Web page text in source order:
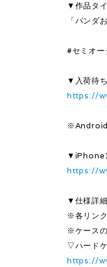
▼作品タ
「パンダ
#セミオ
▼入荷待
https://
※Android
https://
▼仕様詳
※各リン
※ケース
▽ハード
https://